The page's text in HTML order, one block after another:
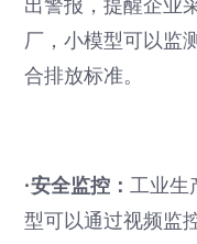
出警报，提醒企业
厂，小模型可以监
合排放标准。
·安全监控：工业生
型可以通过视频监